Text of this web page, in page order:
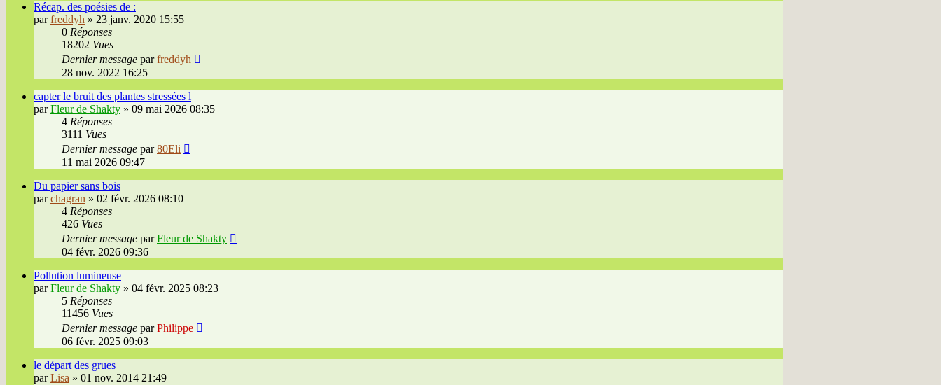
Récap. des poésies de :
parfreddyh » 23 janv. 2020 15:55
0 Réponses
18202 Vues
Dernier message parfreddyh
28 nov. 2022 16:25
capter le bruit des plantes stressées l
parFleur de Shakty » 09 mai 2026 08:35
4 Réponses
3111 Vues
Dernier message par80Eli
11 mai 2026 09:47
Du papier sans bois
parchagran » 02 févr. 2026 08:10
4 Réponses
426 Vues
Dernier message parFleur de Shakty
04 févr. 2026 09:36
Pollution lumineuse
parFleur de Shakty » 04 févr. 2025 08:23
5 Réponses
11456 Vues
Dernier message parPhilippe
06 févr. 2025 09:03
le départ des grues
parLisa » 01 nov. 2014 21:49